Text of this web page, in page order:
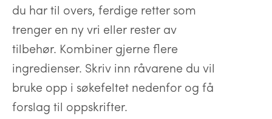
du har til overs, ferdige retter som
trenger en ny vri eller rester av
tilbehør. Kombiner gjerne flere
ingredienser. Skriv inn råvarene du vil
bruke opp i søkefeltet nedenfor og få
forslag til oppskrifter.